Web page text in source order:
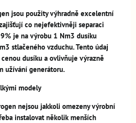
jsou použity výhradně excelentní
co nejefektivněji separaci
je na výrobu 1 Nm3 dusíku
stlačeného vzduchu. Tento údaj
dusíku a ovlivňuje výrazně
užívání generátoru.
modely
nejsou jakkoli omezeny výrobní
instalovat několik menších